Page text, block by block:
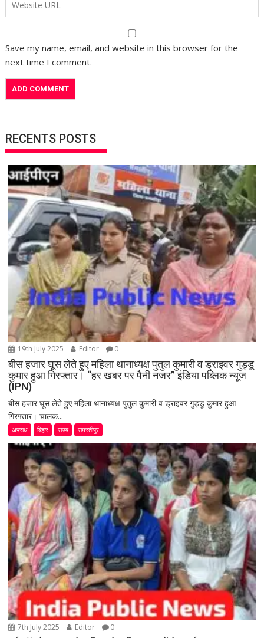
Save my name, email, and website in this browser for the
next time I comment.
RECENTS POSTS
19th July 2025 Editor 0
बीस हजार घूस लेते हुए महिला थानाध्यक्ष पुतुल कुमारी व ड्राइवर गुड्डू
कुमार हुआ गिरफ्तार। “हर खबर पर पैनी नजर” इंडिया पब्लिक न्यूज
(IPN)
बीस हजार घूस लेते हुए महिला थानाध्यक्ष पुतुल कुमारी व ड्राइवर गुड्डू कुमार हुआ
गिरफ्तार। चालक...
अपराध बिहार राज्य समस्तीपुर
7th July 2025 Editor 0